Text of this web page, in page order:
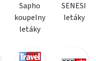
Sapho
koupelny
letáky
SENESI
letáky